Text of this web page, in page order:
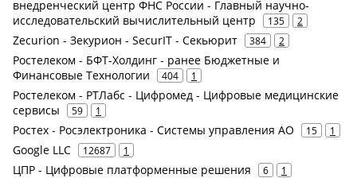
внедренческий центр ФНС России - Главный научно-
исследовательский вычислительный центр
135 2
Zecurion - Зекурион - SecurIT - Секьюрит 384 2
Ростелеком - БФТ-Холдинг - ранее Бюджетные и
Финансовые Технологии
404 1
Ростелеком - РТЛабс - Цифромед - Цифровые медицинские
сервисы
59 1
Ростех - Росэлектроника - Системы управления АО 15 1
Google LLC 12687 1
ЦПР - Цифровые платформенные решения 6 1